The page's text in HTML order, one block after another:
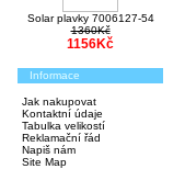
Solar plavky 7006127-54
1360Kč
1156Kč
Informace
Jak nakupovat
Kontaktní údaje
Tabulka velikostí
Reklamační řád
Napiš nám
Site Map